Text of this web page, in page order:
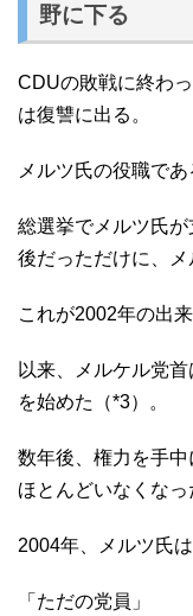
野に下る
CDUの敗戦に終わ
は復讐に出る。
メルツ氏の役職で
総選挙でメルツ氏
後だっただけに、メ
これが2002年の出来
以来、メルケル党
を始めた（*3）。
数年後、権力を手中
ほとんどいなくなっ
2004年、メルツ氏
「ただの党員」